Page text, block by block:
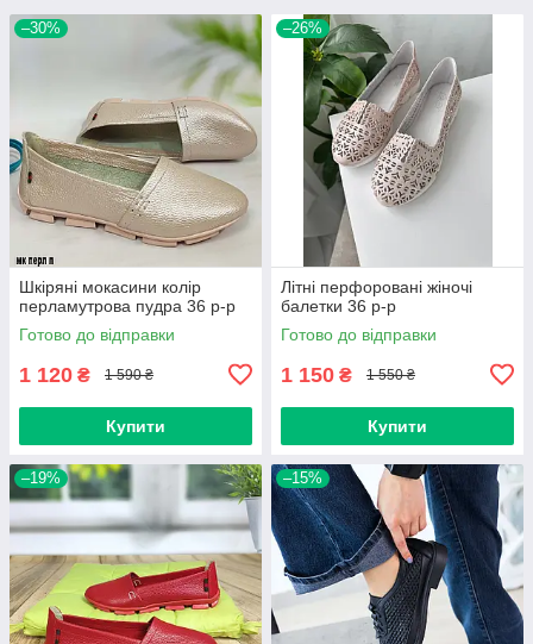
–30%
Шкіряні мокасини колір
перламутрова пудра 36 р-р
Готово до відправки
1 120 ₴ 1 590 ₴
Купити
–26%
Літні перфоровані жіночі
балетки 36 р-р
Готово до відправки
1 150 ₴ 1 550 ₴
Купити
–19% –15%